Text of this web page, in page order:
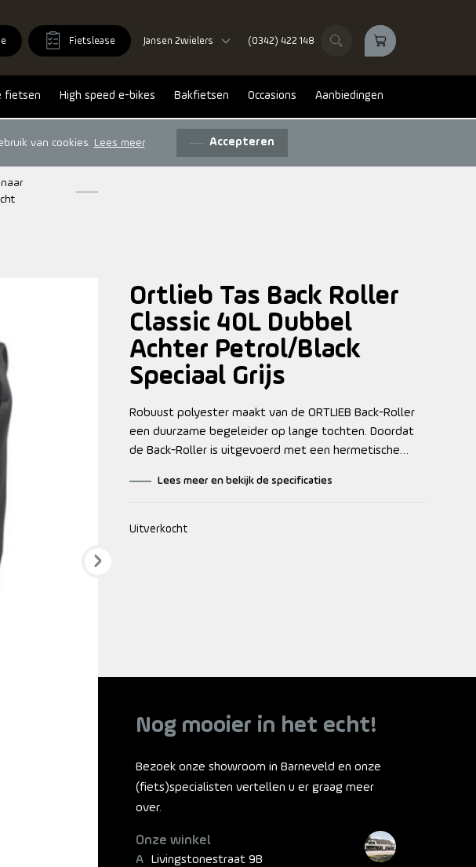
Fietslease Jansen 2wielers (0342) 422 148
fietsen High speed e-bikes Bakfietsen Occasions Aanbiedingen
van cookies. Lees meer Accepteren
Ortlieb Tas Back Roller
Classic 40L Dubbel
Achter Petrol/Black
Speciaal Grijs
Robuust polyester maakt van de ORTLIEB Back-Roller
een duurzame begeleider op lange tochten. Doordat
de Back-Roller is uitgevoerd met een hermetische
veilig verpakt en optimaal beschermd op de
systeem kun je de tassen snel en eenvoudig aan de
Lees meer en bekijk de specificaties
Uitverkocht
Nog mooier in het echt!
Bezoek onze showroom in Barneveld en onze
(fiets)specialisten vertellen u er graag meer
over.
Onze winkel
Livingstonestraat 9B